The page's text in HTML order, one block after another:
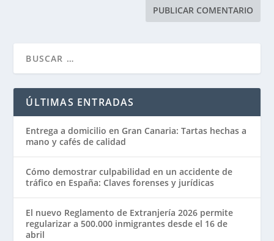
ÚLTIMAS ENTRADAS
Entrega a domicilio en Gran Canaria: Tartas hechas a
mano y cafés de calidad
Cómo demostrar culpabilidad en un accidente de
tráfico en España: Claves forenses y jurídicas
El nuevo Reglamento de Extranjería 2026 permite
regularizar a 500.000 inmigrantes desde el 16 de
abril